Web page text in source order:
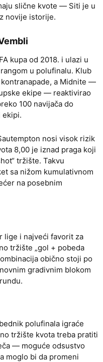
slične kvote — Siti je u
novije istorije.
kupa od 2018. i ulazi u
u polufinalu. Klub
a Midnite —
ekipe — reaktivirao
100 navijača do
ekipi.
nosi visok rizik
8,00 je iznad praga koji
tržište. Takvu
sa nižom kumulativnom
na posebnim
lige i najveći favorit za
tržište „gol + pobeda
obično stoji po
gradivnim blokom
polufinala igraće
tržište kvota treba pratiti
— moguće odsustvo
moglo bi da promeni